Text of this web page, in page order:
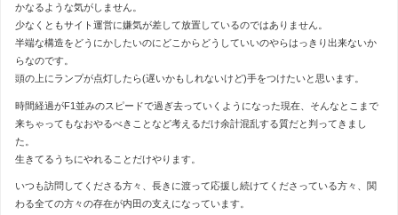
かなるような気がしません。
少なくともサイト運営に嫌気が差して放置しているのではありません。
半端な構造をどうにかしたいのにどこからどうしていいのやらはっきり出来ないか
らなのです。
頭の上にランプが点灯したら(遅いかもしれないけど)手をつけたいと思います。
時間経過がF1並みのスピードで過ぎ去っていくようになった現在、そんなとこまで
来ちゃってもなおやるべきことなど考えるだけ余計混乱する質だと判ってきまし
た。
生きてるうちにやれることだけやります。
いつも訪問してくださる方々、長きに渡って応援し続けてくださっている方々、関
わる全ての方々の存在が内田の支えになっています。